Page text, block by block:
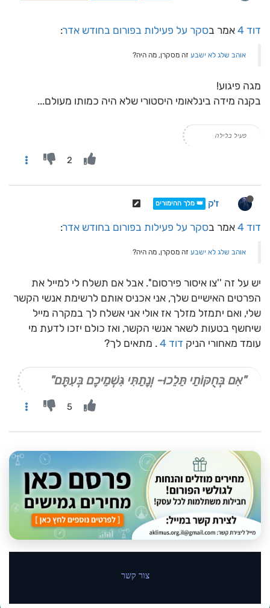
דוד 4 אמר בסקר על פעילות בפורום בחודש אדר:
אוהב שלג לא ישבע זה מסקרן, מה היה?
מגה פיגוע!
בקנה מידה בינלאומי היסטורי שלא היה כמותו מעולם...
פעיל בלילה
2
ז'ק 👑 מלך ההימורים
דוד 4 אמר בסקר על פעילות בפורום בחודש אדר:
אוהב שלג לא ישבע זה מסקרן, מה היה?
יש על זה ''צו איסור פירסום''. אבל אם תשלח לי למייל את
הפרטים האישיים שלך, אני אכניס אותם לרשימת אנשי הקשר
שלי, ואם יתמזל מזלך אז אולי אני אשלח לך במקרה מייל
שיחשף בטעות לשאר אנשי הקשר, ואז כולם יזכו לדעת מי
עומד מאחורי הניק דוד 4 . מתאים לך?
"אִם בְּחֻקּוֹתַי תֵּלֵכוּ- וְנָתַתִּי גִּשְׁמֵיכֶם בְּעִתָּם"
5
צור קשר